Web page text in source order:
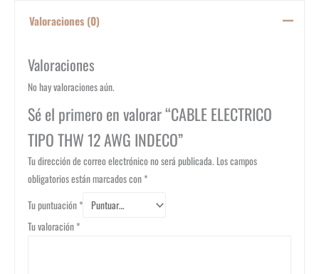
Valoraciones (0)
Valoraciones
No hay valoraciones aún.
Sé el primero en valorar “CABLE ELECTRICO
TIPO THW 12 AWG INDECO”
Tu dirección de correo electrónico no será publicada. Los campos
obligatorios están marcados con*
Tu puntuación*
Tu valoración*